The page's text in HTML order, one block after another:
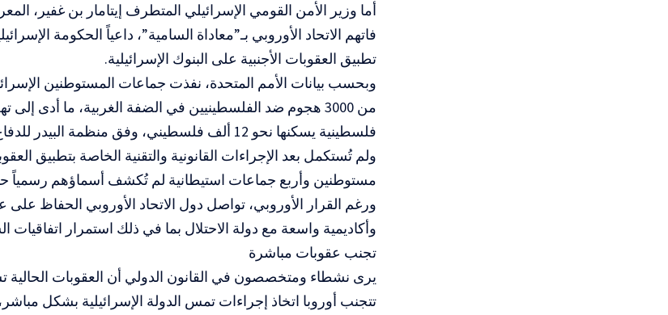
أما وزير الأمن القومي الإسرائيلي المتطرف إيتامار بن غفير،
فاتهم الاتحاد الأوروبي بـ”معاداة السامية”، داعياً الحكومة
تطبيق العقوبات الأجنبية على البنوك الإسرائيلية.
فلسطينية يسكنها نحو 12 ألف فلسطيني، وفق منظمة البيدر للدفاع عن حقوق البدو.
ولم تُستكمل بعد الإجراءات القانونية والتقنية الخاصة بتطبيق
مستوطنين وأربع جماعات استيطانية لم تُكشف أسماؤهم رسمياً
ورغم القرار الأوروبي، تواصل دول الاتحاد الأوروبي الحفاظ
وأكاديمية واسعة مع دولة الاحتلال بما في ذلك استمرار اتفاقيات
تجنب عقوبات مباشرة
يرى نشطاء ومتخصصون في القانون الدولي أن العقوبات الحالية
تتجنب أوروبا اتخاذ إجراءات تمس الدولة الإسرائيلية بشكل